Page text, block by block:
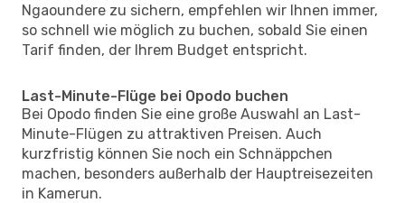
Ngaoundere zu sichern, empfehlen wir Ihnen immer,
so schnell wie möglich zu buchen, sobald Sie einen
Tarif finden, der Ihrem Budget entspricht.
Last-Minute-Flüge bei Opodo buchen
Bei Opodo finden Sie eine große Auswahl an Last-
Minute-Flügen zu attraktiven Preisen. Auch
kurzfristig können Sie noch ein Schnäppchen
machen, besonders außerhalb der Hauptreisezeiten
in Kamerun.